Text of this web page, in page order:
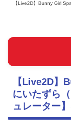
【Live2D】Bunny Girl
【Live2D】
にいたずら
ュレーター